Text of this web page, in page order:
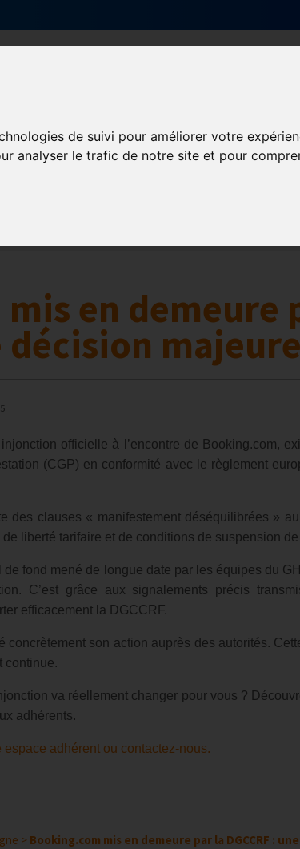
de suivi pour améliorer votre
analyser le trafic de notre site et pour
Numérique
en demeure
décision majeure
officielle à l’encontre de Booking.com,
(CGP) en conformité avec le règlement
des clauses « manifestement déséquilibrées »
liberté tarifaire et de conditions de suspension
fond mené de longue date par les équipes du
C’est grâce aux signalements précis
efficacement la DGCCRF.
concrètement son action auprès des autorités.
continue.
va réellement changer pour vous ?
adhérents.
adhérent ou contactez-nous.
> Booking.com mis en demeure par la DGCCRF :